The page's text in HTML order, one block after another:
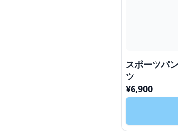
スポーツパ
ツ
¥6,900